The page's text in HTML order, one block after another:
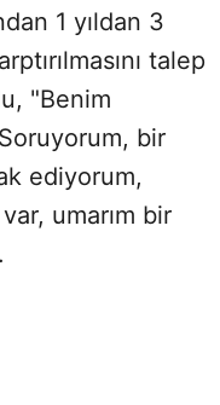
1 yıldan 3
talep
"Benim
bir
ediyorum,
umarım bir